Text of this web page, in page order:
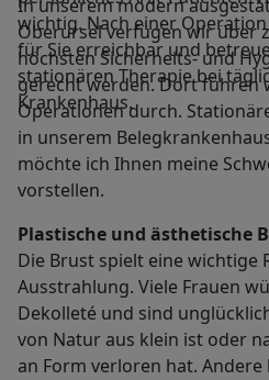
wichtig. Nach einer
für Sie erreichbar und
stationären Therapie bei
Krankenhaus.
In unserem modern
Oberursel verfügen wir über
höchsten Sicherheits- und
gerecht werden. Dort führen
Operationen durch.
in unserem
möchte ich Ihnen meine
vorstellen.
Plastische und ästhetische
Die Brust spielt eine wichtige
Ausstrahlung. Viele Frauen
Dekolleté und sind
von Natur aus klein ist oder
an Form verloren hat.